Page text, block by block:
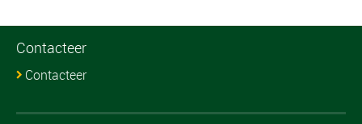
Contacteer
Contacteer